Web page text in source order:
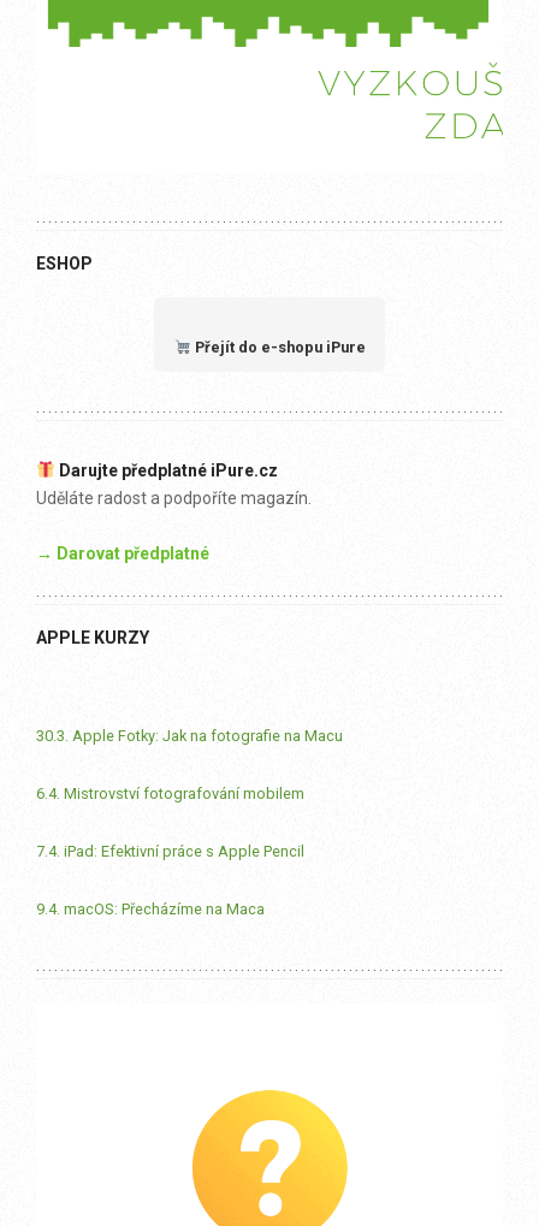
ESHOP
Přejít do e-shopu iPure
Darujte předplatné iPure.cz
Uděláte radost a podpoříte magazín.
→ Darovat předplatné
APPLE KURZY
30.3. Apple Fotky: Jak na fotografie na Macu
6.4. Mistrovství fotografování mobilem
7.4. iPad: Efektivní práce s Apple Pencil
9.4. macOS: Přecházíme na Maca